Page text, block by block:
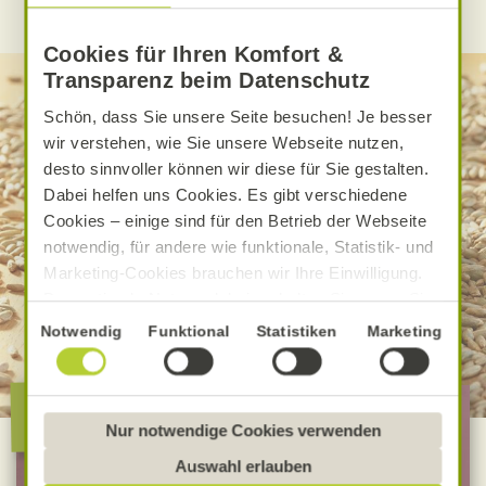
Cookies für Ihren Komfort &
Transparenz beim Datenschutz
Schön, dass Sie unsere Seite besuchen! Je besser
wir verstehen, wie Sie unsere Webseite nutzen,
desto sinnvoller können wir diese für Sie gestalten.
Dabei helfen uns Cookies. Es gibt verschiedene
Cookies – einige sind für den Betrieb der Webseite
notwendig, für andere wie funktionale, Statistik- und
Marketing-Cookies brauchen wir Ihre Einwilligung.
Das optimale Nutzererlebnis erhalten Sie, wenn Sie
„Alle Cookies erlauben“ anklicken. Ihre Einwilligung
umfasst in diesem Fall auch den Einsatz von
Dienstleistern in Drittländern, die kein mit der EU
Sofern personenbezogene Daten dorthin übermittelt
werden, besteht das Risiko, dass diese erfasst und
analysiert werden und Betroffenenrechte nicht
Einwilligungsauswahl
Notwendig Funktional Statistiken Marketing
Auswahl erlauben
Nur notwendige Cookies verwenden
Die besondere Alnatura
Qualität